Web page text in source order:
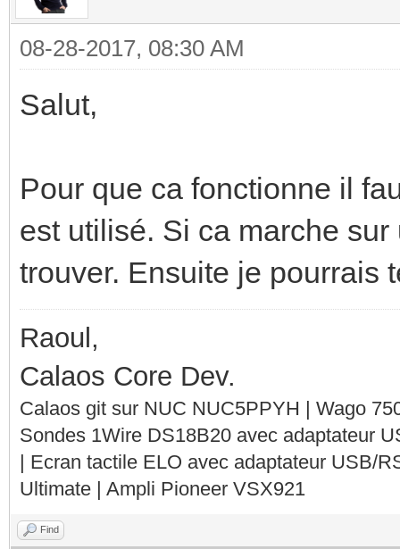
08-28-2017, 08:30 AM
Salut,
Pour que ca fonctionne il
est utilisé. Si ca marche
trouver. Ensuite je pourrais
Raoul,
Calaos Core Dev.
Calaos git sur NUC NUC5PPYH | Wago
Sondes 1Wire DS18B20 avec adaptateur
| Ecran tactile ELO avec adaptateur USB/
Ultimate | Ampli Pioneer VSX921
Find